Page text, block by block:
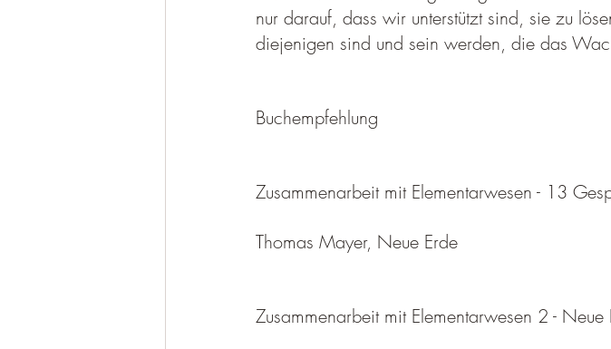
nur darauf, dass wir unterstützt sind, sie zu
diejenigen sind und sein werden, die das
Buchempfehlung
Zusammenarbeit mit Elementarwesen - 13
Thomas Mayer, Neue Erde
Zusammenarbeit mit Elementarwesen 2 -